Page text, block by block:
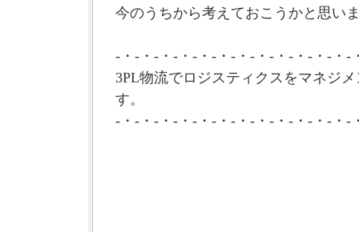
今のうちから考えておこうかと思い
-・-・-・-・-・-・-・-・-・-・-・-・-
3PL物流でロジスティクスをマネジ
す。
-・-・-・-・-・-・-・-・-・-・-・-・-